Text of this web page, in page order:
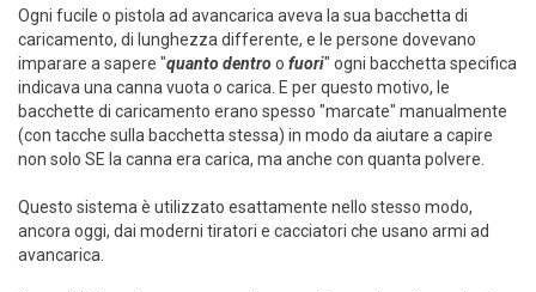
Ogni fucile o pistola ad avancarica aveva la sua bacchetta di
caricamento, di lunghezza differente, e le persone dovevano
imparare a sapere "quanto dentroo fuori" ogni bacchetta specifica
indicava una canna vuota o carica. E per questo motivo, le
bacchette di caricamento erano spesso "marcate" manualmente
(con tacche sulla bacchetta stessa) in modo da aiutare a capire
non solo SE la canna era carica, ma anche con quanta polvere.
Questo sistema è utilizzato esattamente nello stesso modo,
ancora oggi, dai moderni tiratori e cacciatori che usano armi ad
avancarica.